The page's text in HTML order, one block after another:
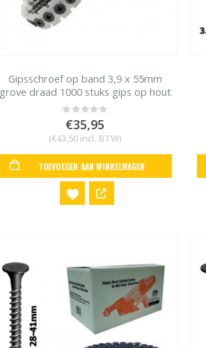
Gipsschroef op band 3,9 x 55mm
grove draad 1000 stuks gips op hout
0out of 5
€35,95
(€43,50incl. BTW)
TOEVOEGEN AAN WINKELWAGEN